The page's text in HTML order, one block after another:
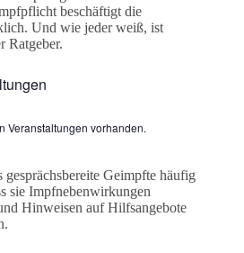
beschäftigt die
Und wie jeder weiß, ist
Ratgeber.
Veranstaltungen vorhanden.
gesprächsbereite Geimpfte häufig
sie Impfnebenwirkungen
Hinweisen auf Hilfsangebote